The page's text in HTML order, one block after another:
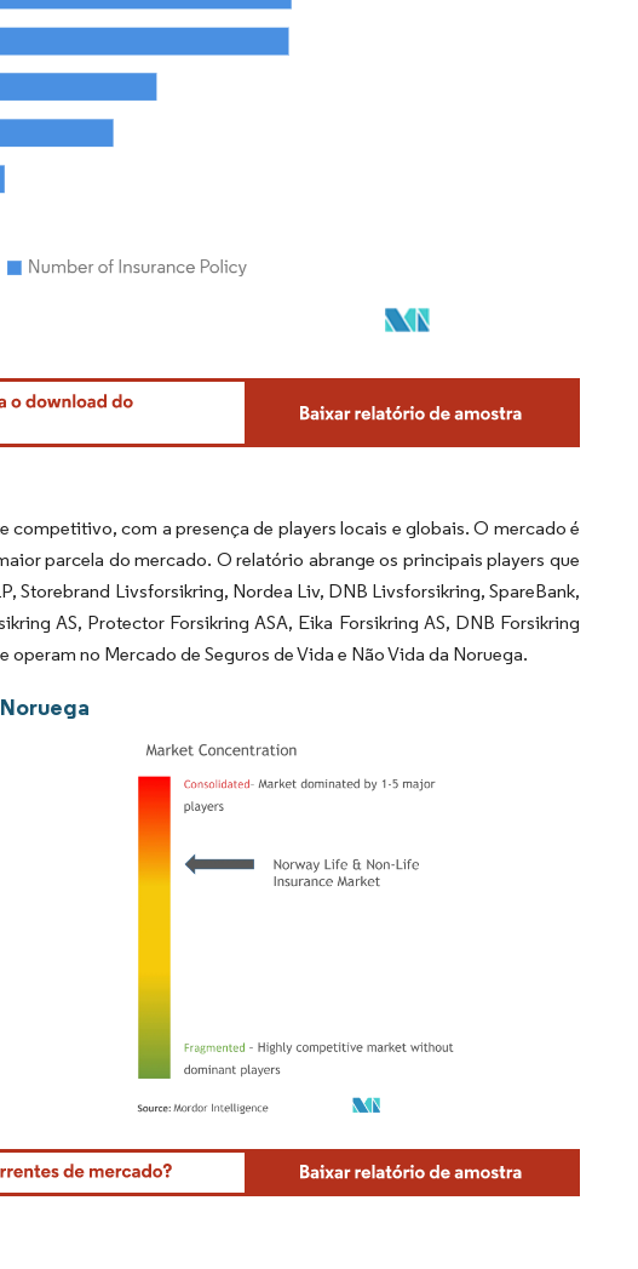
competitivo, com a presença de players locais e globais. O mercado é
parcela do mercado. O relatório abrange os principais players que
Storebrand Livsforsikring, Nordea Liv, DNB Livsforsikring, SpareBank,
AS, Protector Forsikring ASA, Eika Forsikring AS, DNB Forsikring
no Mercado de Seguros de Vida e Não Vida da Noruega.
Imagem © Mordor Intelligence. O reuso requer atribuição conforme CC BY 4.0.